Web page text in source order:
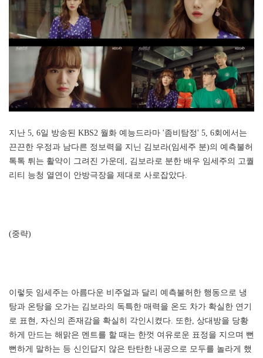
지난 5, 6일 방송된 KBS2 월화 예능드라마 '좀비탐정' 5, 6회에서는
끈끈한 우정과 남다른 정보력을 지닌 김보라(임세주 분)의 예측불허
톡톡 튀는 활약이 그려진 가운데, 김보라로 분한 배우 임세주의 고퀄
리티 능청 열연이 안방극장을 제대로 사로잡았다.
(중략)
이렇듯 임세주는 아름다운 비주얼과 달리 예측불허한 행동으로 냉
탕과 온탕을 오가는 김보라의 독특한 매력을 온도 차가 확실한 연기
로 표현, 자신의 존재감을 확실히 각인시켰다. 또한, 상대방을 당황
하게 만드는 해맑은 멘트를 할 때는 한껏 여유로운 표정을 지으며 뻔
뻔하게 말하는 등 신인답지 않은 탄탄한 내공으로 모두를 놀라게 했